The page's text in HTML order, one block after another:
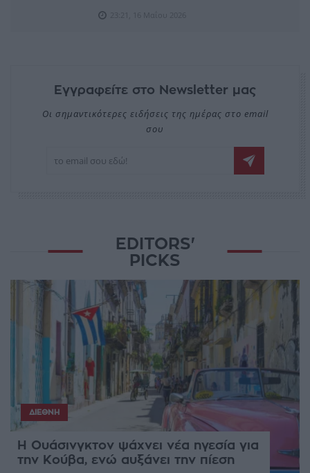
Εγγραφείτε στο Newsletter μας
Οι σημαντικότερες ειδήσεις της ημέρας στο email
σου
EDITORS'
PICKS
ΔΙΕΘΝΉ
Η Ουάσινγκτον ψάχνει νέα ηγεσία για
την Κούβα, ενώ αυξάνει την πίεση